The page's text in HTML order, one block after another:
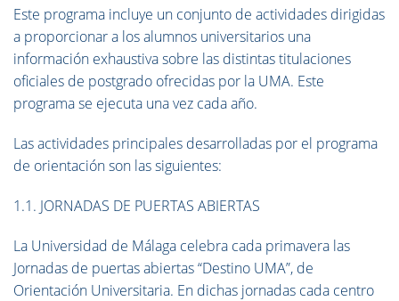
Este programa incluye un conjunto de actividades dirigidas
a proporcionar a los alumnos universitarios una
información exhaustiva sobre las distintas titulaciones
oficiales de postgrado ofrecidas por la UMA. Este
programa se ejecuta una vez cada año.
Las actividades principales desarrolladas por el programa
de orientación son las siguientes:
1.1. JORNADAS DE PUERTAS ABIERTAS
La Universidad de Málaga celebra cada primavera las
Jornadas de puertas abiertas “Destino UMA”, de
Orientación Universitaria. En dichas jornadas cada centro